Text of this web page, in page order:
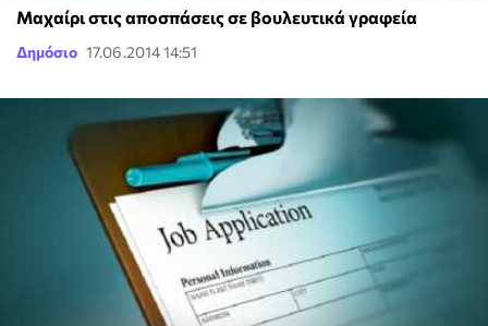
Μαχαίρι στις αποσπάσεις σε βουλευτικά γραφεία
Δημόσιο 17.06.2014 14:51